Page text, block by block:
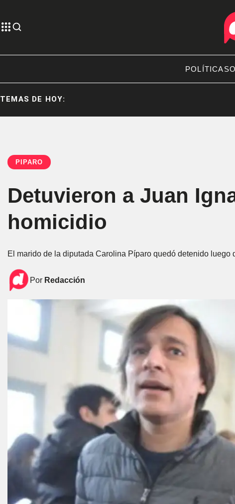
POLÍTICA
TEMAS DE HOY:
PÍPARO
Detuvieron a Juan
homicidio
El marido de la diputada Carolina Píparo quedó detenido
Por Redacción